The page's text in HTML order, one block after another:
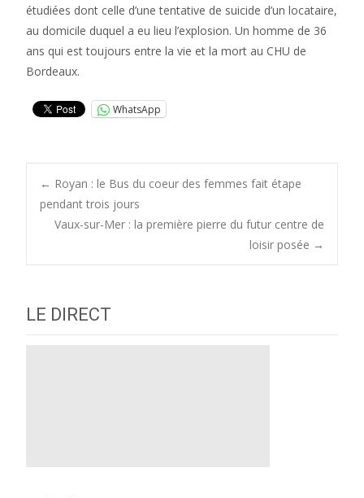
étudiées dont celle d’une tentative de suicide d’un locataire,
au domicile duquel a eu lieu l’explosion. Un homme de 36
ans qui est toujours entre la vie et la mort au CHU de
Bordeaux.
WhatsApp
Post
navigation
← Royan : le Bus du coeur des femmes fait étape
pendant trois jours
Vaux-sur-Mer : la première pierre du futur centre de
loisir posée →
LE DIRECT